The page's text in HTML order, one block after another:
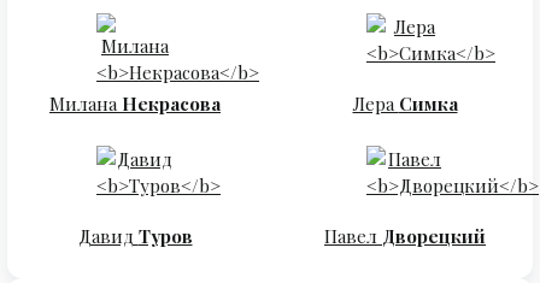
Милана Некрасова Лера Симка
Давид Туров Павел Дворецкий